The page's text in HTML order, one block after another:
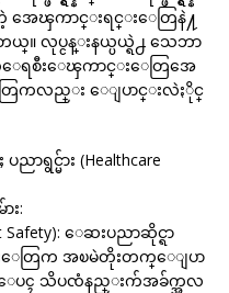
တဲ့ အေၾကာင္းရင္းေတြနဲ႔
။ လုပ္ငန္းနယ္ပယ္ရဲ႕ သေဘာ
ေရစီးေၾကာင္းေတြအေ
ေတြကလည္း ေျပာင္းလဲႏိုင္
ရွင္မ်ား (Healthcare
း:
ေဆးပညာဆိုင္ရာ
တြက အၿမဲတိုးတက္ေျပာ
ပၚ သိပၸံနည္းက်အခ်က္အလ